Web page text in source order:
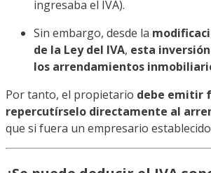
ingresaba el IVA).
Sin embargo, desde la
de la Ley del IVA, esta
los arrendamientos
Por tanto, el propietario debe emitir
repercutírselo directamente al
que si fuera un empresario